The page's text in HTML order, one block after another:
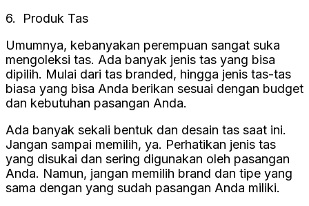
6. Produk Tas
Umumnya, kebanyakan perempuan sangat suka
mengoleksi tas. Ada banyak jenis tas yang bisa
dipilih. Mulai dari tas branded, hingga jenis tas-tas
biasa yang bisa Anda berikan sesuai dengan budget
dan kebutuhan pasangan Anda.
Ada banyak sekali bentuk dan desain tas saat ini.
Jangan sampai memilih, ya. Perhatikan jenis tas
yang disukai dan sering digunakan oleh pasangan
Anda. Namun, jangan memilih brand dan tipe yang
sama dengan yang sudah pasangan Anda miliki.